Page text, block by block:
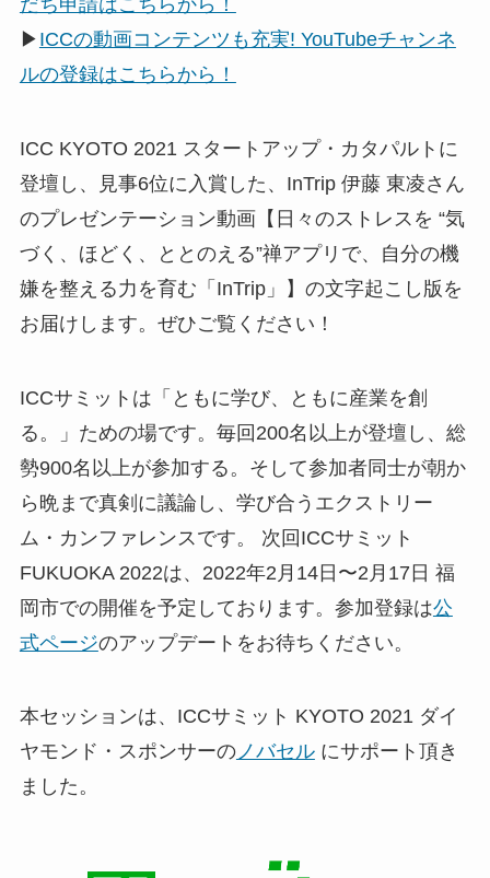
▶ ICCの動画コンテンツも充実! YouTubeチャンネ
ルの登録はこちらから！
ICC KYOTO 2021 スタートアップ・カタパルトに
登壇し、見事6位に入賞した、InTrip 伊藤 東凌さん
のプレゼンテーション動画【日々のストレスを “気
づく、ほどく、ととのえる”禅アプリで、自分の機
嫌を整える力を育む「InTrip」】の文字起こし版を
お届けします。ぜひご覧ください！
ICCサミットは「ともに学び、ともに産業を創
る。」ための場です。毎回200名以上が登壇し、総
勢900名以上が参加する。そして参加者同士が朝か
ら晩まで真剣に議論し、学び合うエクストリー
ム・カンファレンスです。 次回ICCサミット
FUKUOKA 2022は、2022年2月14日〜2月17日 福
岡市での開催を予定しております。参加登録は公
式ページのアップデートをお待ちください。
本セッションは、ICCサミット KYOTO 2021 ダイ
ヤモンド・スポンサーのノバセルにサポート頂き
ました。